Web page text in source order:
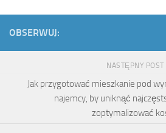
OBSERWUJ:
NASTĘPNY POST
Jak przygotować mieszkanie pod
najemcy, by uniknąć
zoptymalizować